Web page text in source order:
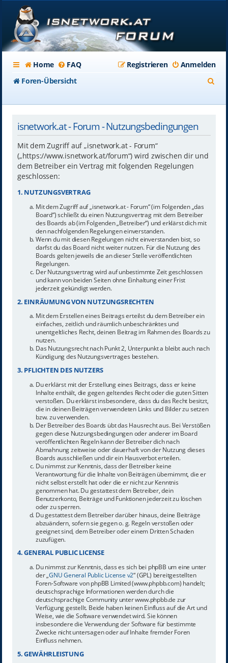
Home FAQ Anmelden
Registrieren
Foren-Übersicht
isnetwork.at - Forum - Nutzungsbedingungen
Mit dem Zugriff auf „isnetwork.at - Forum“
(„https://www.isnetwork.at/forum“) wird zwischen dir und
dem Betreiber ein Vertrag mit folgenden Regelungen
geschlossen:
1. NUTZUNGSVERTRAG
Mit dem Zugriff auf „isnetwork.at - Forum“ (im Folgenden „das
Board“) schließt du einen Nutzungsvertrag mit dem Betreiber
des Boards ab (im Folgenden „Betreiber“) und erklärst dich mit
den nachfolgenden Regelungen einverstanden.
Wenn du mit diesen Regelungen nicht einverstanden bist, so
darfst du das Board nicht weiter nutzen. Für die Nutzung des
Boards gelten jeweils die an dieser Stelle veröffentlichten
Regelungen.
Der Nutzungsvertrag wird auf unbestimmte Zeit geschlossen
und kann von beiden Seiten ohne Einhaltung einer Frist
jederzeit gekündigt werden.
2. EINRÄUMUNG VON NUTZUNGSRECHTEN
Mit dem Erstellen eines Beitrags erteilst du dem Betreiber ein
einfaches, zeitlich und räumlich unbeschränktes und
unentgeltliches Recht, deinen Beitrag im Rahmen des Boards zu
nutzen.
Das Nutzungsrecht nach Punkt 2, Unterpunkt a bleibt auch nach
Kündigung des Nutzungsvertrages bestehen.
3. PFLICHTEN DES NUTZERS
Du erklärst mit der Erstellung eines Beitrags, dass er keine
Inhalte enthält, die gegen geltendes Recht oder die guten Sitten
verstoßen. Du erklärst insbesondere, dass du das Recht besitzt,
die in deinen Beiträgen verwendeten Links und Bilder zu setzen
bzw. zu verwenden.
Der Betreiber des Boards übt das Hausrecht aus. Bei Verstößen
gegen diese Nutzungsbedingungen oder anderer im Board
veröffentlichten Regeln kann der Betreiber dich nach
Abmahnung zeitweise oder dauerhaft von der Nutzung dieses
Boards ausschließen und dir ein Hausverbot erteilen.
Du nimmst zur Kenntnis, dass der Betreiber keine
Verantwortung für die Inhalte von Beiträgen übernimmt, die er
nicht selbst erstellt hat oder die er nicht zur Kenntnis
genommen hat. Du gestattest dem Betreiber, dein
Benutzerkonto, Beiträge und Funktionen jederzeit zu löschen
oder zu sperren.
Du gestattest dem Betreiber darüber hinaus, deine Beiträge
abzuändern, sofern sie gegen o. g. Regeln verstoßen oder
geeignet sind, dem Betreiber oder einem Dritten Schaden
zuzufügen.
4. GENERAL PUBLIC LICENSE
Du nimmst zur Kenntnis, dass es sich bei phpBB um eine unter
der „GNU General Public License v2“ (GPL) bereitgestellten
Foren-Software von phpBB Limited (www.phpbb.com) handelt;
deutschsprachige Informationen werden durch die
deutschsprachige Community unter www.phpbb.de zur
Verfügung gestellt. Beide haben keinen Einfluss auf die Art und
Weise, wie die Software verwendet wird. Sie können
insbesondere die Verwendung der Software für bestimmte
Zwecke nicht untersagen oder auf Inhalte fremder Foren
Einfluss nehmen.
5. GEWÄHRLEISTUNG